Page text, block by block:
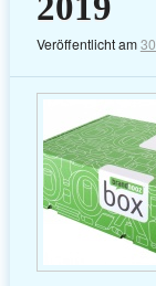
Veröffentlicht am